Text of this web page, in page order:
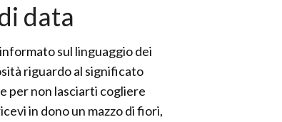
data
sul linguaggio dei
riguardo al significato
per non lasciarti cogliere
in dono un mazzo di fiori,